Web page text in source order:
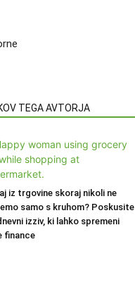
TEGA AVTORJA
iz trgovine skoraj nikoli ne
samo s kruhom? Poskusite
izziv, ki lahko spremeni
finance